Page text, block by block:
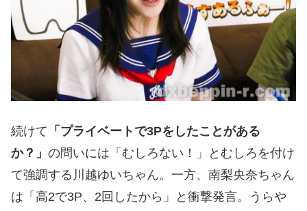
続けて 「プライベートで3Pをしたことがある
か？」 の問いには「むしろない！」とむしろを付け
て強調する川越ゆいちゃん。一方、南梨央奈ちゃん
は「高2で3P、2回したから」と衝撃発言。うらや